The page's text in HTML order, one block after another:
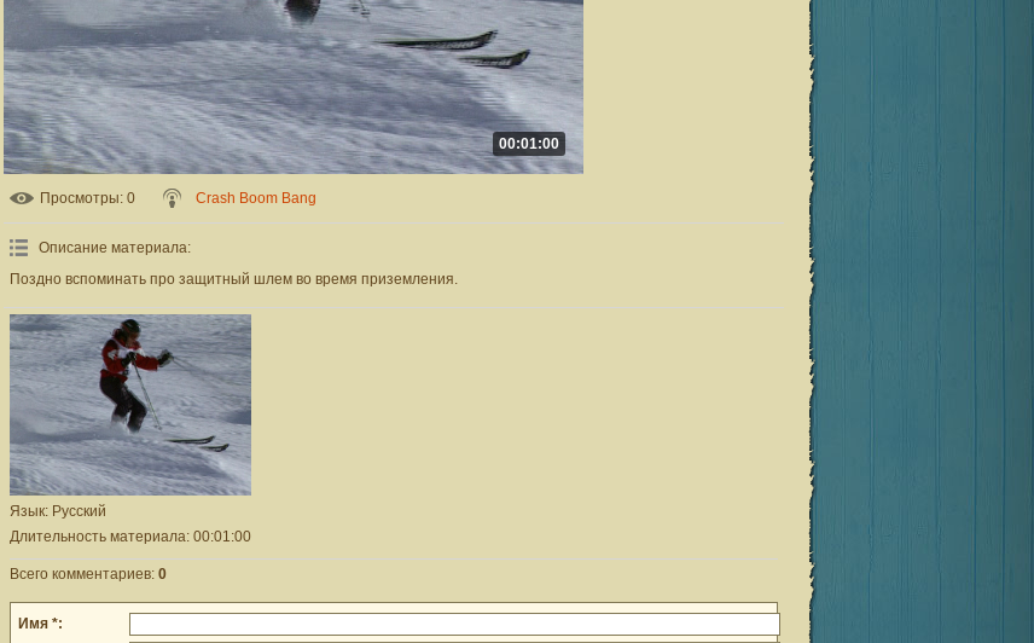
00:01:00
Просмотры: 0 Crash Boom Bang
Описание материала:
Поздно вспоминать про защитный шлем во время приземления.
Язык: Русский
Длительность материала: 00:01:00
Всего комментариев: 0
Имя *: